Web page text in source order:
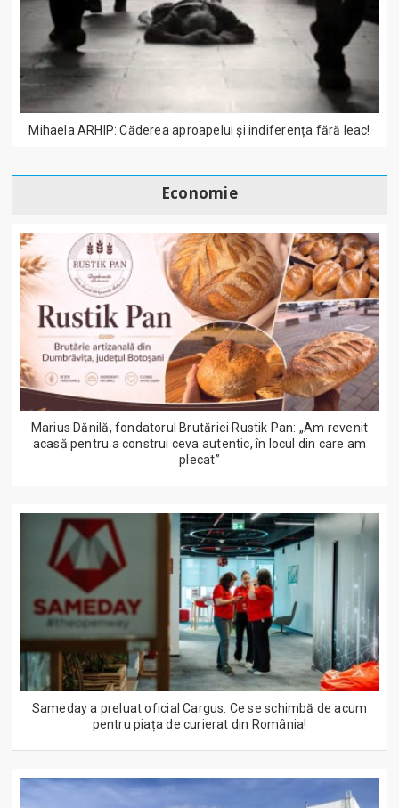
Mihaela ARHIP: Căderea aproapelui și indiferența fără leac!
Economie
Marius Dănilă, fondatorul Brutăriei Rustik Pan: „Am revenit
acasă pentru a construi ceva autentic, în locul din care am
plecat”
Sameday a preluat oficial Cargus. Ce se schimbă de acum
pentru piața de curierat din România!